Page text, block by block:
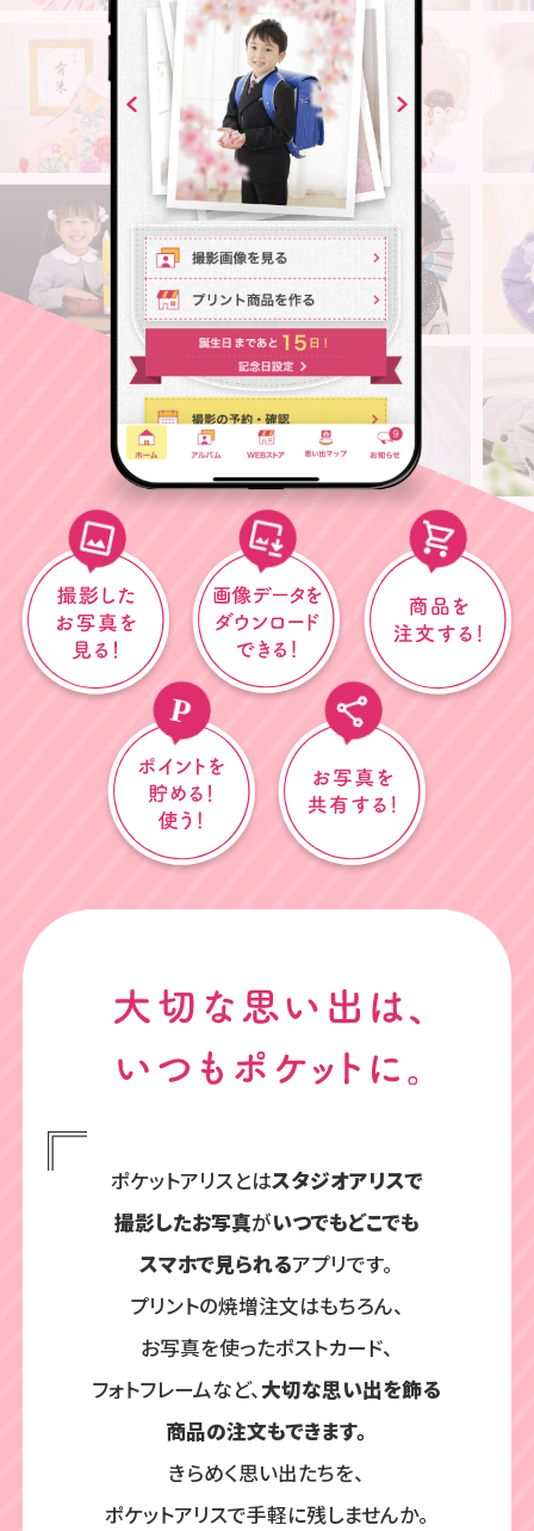
ポケットアリスとはスタジオアリスで
撮影したお写真がいつでもどこでも
スマホで見られるアプリです。
プリントの焼増注文はもちろん、
お写真を使ったポストカード、
フォトフレームなど、大切な思い出を飾る
商品の注文もできます。
きらめく思い出たちを、
ポケットアリスで手軽に残しませんか。